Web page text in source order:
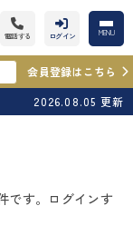
電話する ログイン MENU
会員登録はこちら
2026.08.05 更新
です。ログインす